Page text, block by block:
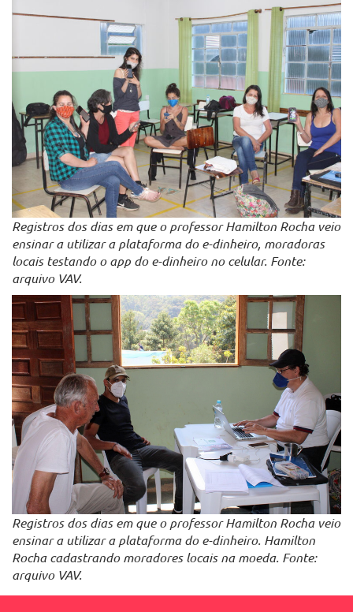
Registros dos dias em que o professor Hamilton Rocha veio
ensinar a utilizar a plataforma do e-dinheiro, moradoras
locais testando o app do e-dinheiro no celular. Fonte:
arquivo VAV.
Registros dos dias em que o professor Hamilton Rocha veio
ensinar a utilizar a plataforma do e-dinheiro. Hamilton
Rocha cadastrando moradores locais na moeda. Fonte:
arquivo VAV.